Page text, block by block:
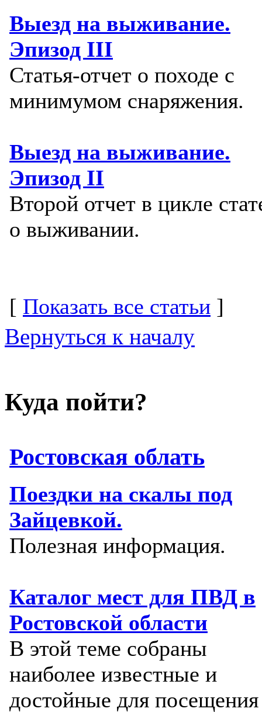
Выезд на выживание.
Эпизод III
Статья-отчет о походе с
минимумом снаряжения.
Выезд на выживание.
Эпизод II
Второй отчет в цикле
о выживании.
[ Показать все статьи ]
Вернуться к началу
Куда пойти?
Ростовская облать
Поездки на скалы под
Зайцевкой.
Полезная информация.
Каталог мест для ПВД в
Ростовской области
В этой теме собраны
наиболее известные и
достойные для посещения